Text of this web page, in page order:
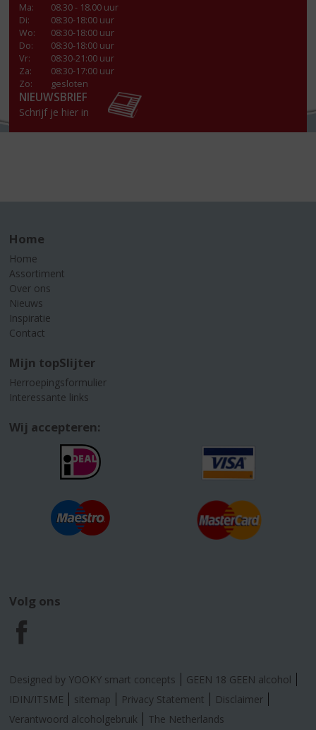
Ma:
08.30 - 18.00 uur
Di:
08:30-18:00 uur
Wo:
08:30-18:00 uur
Do:
08:30-18:00 uur
Vr:
08:30-21:00 uur
Za:
08:30-17:00 uur
Zo:
gesloten
NIEUWSBRIEF
Schrijf je hier in
Home
Home
Assortiment
Over ons
Nieuws
Inspiratie
Contact
Mijn topSlijter
Herroepingsformulier
Interessante links
Wij accepteren:
Volg ons
F
a
c
Designed by YOOKY smart concepts
GEEN 18 GEEN alcohol
IDIN/ITSME
sitemap Privacy Statement
Disclaimer
Verantwoord alcoholgebruik
The Netherlands